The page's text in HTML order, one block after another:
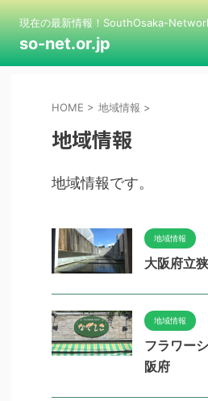
現在の最新情報！SouthOsaka-
so-net.or.jp
HOME > 地域情報 >
地域情報
地域情報です。
地域情報
大阪府立
地域情報
フラワー
阪府